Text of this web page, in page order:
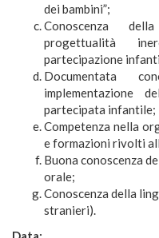
dei bambini”;
Conoscenza
progettualità
partecipazione
Documentata
implementazione
partecipata infantile;
Competenza nella
e formazioni rivolti
Buona conoscenza
orale;
Conoscenza della
stranieri).